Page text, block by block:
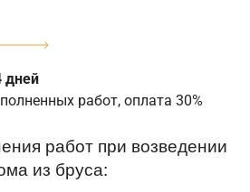
дней
работ, оплата 30%
работ при возведении
из бруса: